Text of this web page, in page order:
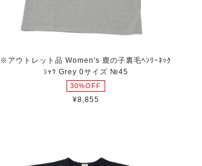
※アウトレット品 Women's 鹿の子裏毛ﾍﾝﾘｰﾈｯｸ
ｼｬﾂ Grey 0サイズ №45
30%OFF
¥8,855